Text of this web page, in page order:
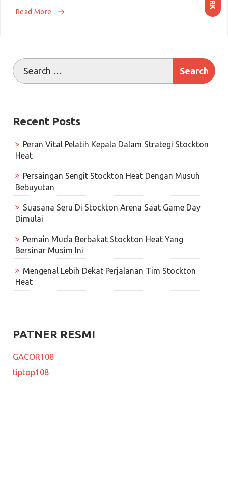
Read More
Recent Posts
Peran Vital Pelatih Kepala Dalam Strategi Stockton
Heat
Persaingan Sengit Stockton Heat Dengan Musuh
Bebuyutan
Suasana Seru Di Stockton Arena Saat Game Day
Dimulai
Pemain Muda Berbakat Stockton Heat Yang
Bersinar Musim Ini
Mengenal Lebih Dekat Perjalanan Tim Stockton
Heat
PATNER RESMI
GACOR108
tiptop108